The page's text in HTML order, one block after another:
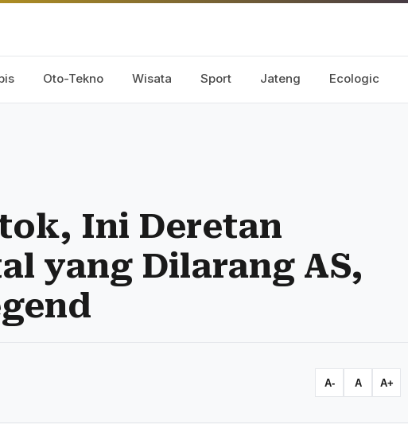
Oto-Tekno Wisata Sport Jateng Ecologic
Ini Deretan
yang Dilarang AS,
A- A A+